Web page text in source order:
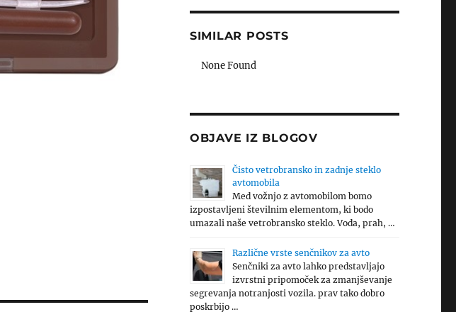
SIMILAR POSTS
None Found
OBJAVE IZ BLOGOV
Čisto vetrobransko in zadnje steklo
avtomobila
Med vožnjo z avtomobilom bomo
izpostavljeni številnim elementom, ki bodo
umazali naše vetrobransko steklo. Voda, prah, …
Različne vrste senčnikov za avto
Senčniki za avto lahko predstavljajo
izvrstni pripomoček za zmanjševanje
segrevanja notranjosti vozila. prav tako dobro
poskrbijo …